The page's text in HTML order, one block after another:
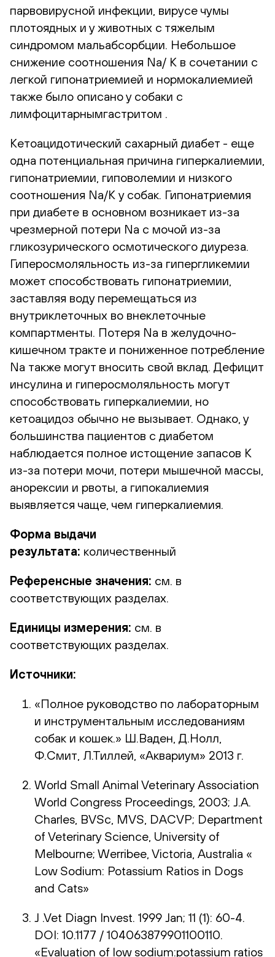
парвовирусной инфекции, вирусе чумы
плотоядных и у животных с тяжелым
синдромом мальабсорбции. Небольшое
снижение соотношения Na/ K в сочетании с
легкой гипонатриемией и нормокалиемией
также было описано у собаки с
лимфоцитарнымгастритом .
Кетоацидотический сахарный диабет - еще
одна потенциальная причина гиперкалиемии,
гипонатриемии, гиповолемии и низкого
соотношения Na/K у собак. Гипонатриемия
при диабете в основном возникает из-за
чрезмерной потери Na с мочой из-за
гликозурического осмотического диуреза.
Гиперосмоляльность из-за гипергликемии
может способствовать гипонатриемии,
заставляя воду перемещаться из
внутриклеточных во внеклеточные
компартменты. Потеря Na в желудочно-
кишечном тракте и пониженное потребление
Na также могут вносить свой вклад. Дефицит
инсулина и гиперосмоляльность могут
способствовать гиперкалиемии, но
кетоацидоз обычно не вызывает. Однако, у
большинства пациентов с диабетом
наблюдается полное истощение запасов К
из-за потери мочи, потери мышечной массы,
анорексии и рвоты, а гипокалиемия
выявляется чаще, чем гиперкалиемия.
Форма выдачи
результата: количественный
Референсные значения: см. в
соответствующих разделах.
Единицы измерения: см. в
соответствующих разделах.
Источники:
«Полное руководство по лабораторным
и инструментальным исследованиям
собак и кошек.» Ш.Ваден, Д.Нолл,
Ф.Смит, Л.Тиллей, «Аквариум» 2013 г.
World Small Animal Veterinary Association
World Congress Proceedings, 2003; J.A.
Charles, BVSc, MVS, DACVP; Department
of Veterinary Science, University of
Melbourne; Werribee, Victoria, Australia «
Low Sodium: Potassium Ratios in Dogs
and Cats»
J .Vet Diagn Invest. 1999 Jan; 11 (1): 60-4.
DOI: 10.1177 / 104063879901100110.
«Evaluation of low sodium:potassium ratios